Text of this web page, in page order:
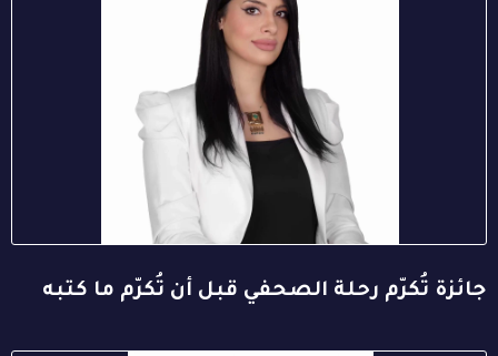
جائزة تُكرّم رحلة الصحفي قبل أن تُكرّم ما كتبه